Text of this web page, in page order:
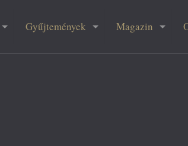
Gyűjtemények Magazin